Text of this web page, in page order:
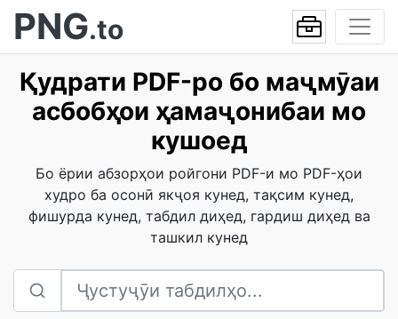
PNG.to
Қудрати PDF-ро бо маҷмӯаи
асбобҳои ҳамаҷонибаи мо
кушоед
Бо ёрии абзорҳои ройгони PDF-и мо PDF-ҳои
худро ба осонӣ якҷоя кунед, тақсим кунед,
фишурда кунед, табдил диҳед, гардиш диҳед ва
ташкил кунед